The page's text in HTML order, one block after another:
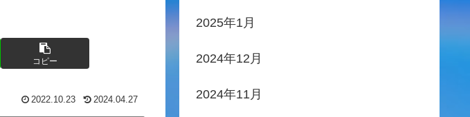
コピー
2022.10.23 2024.04.27
2025年1月
2024年12月
2024年11月